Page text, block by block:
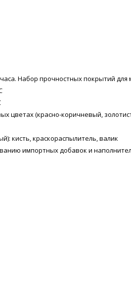
Набор прочностных покрытий для
цветах (красно-коричневый,
кисть, краскораспылитель, валик
импортных добавок и